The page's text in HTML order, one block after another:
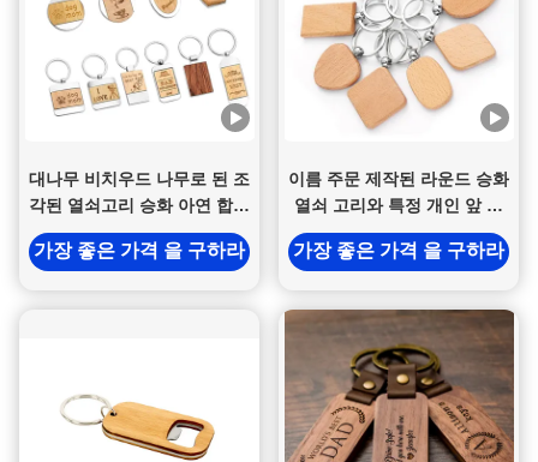
대나무 비치우드 나무로 된 조
각된 열쇠고리 승화 아연 합금
비어 있는 열쇠 고리
가장 좋은 가격 을 구하라
이름 주문 제작된 라운드 승화
열쇠 고리와 특정 개인 앞 나
무로 된 열쇠고리
가장 좋은 가격 을 구하라